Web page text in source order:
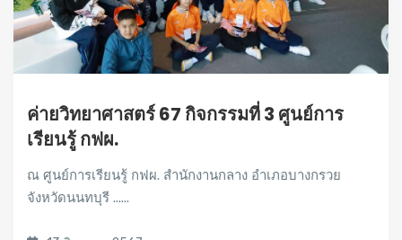
ค่ายวิทยาศาสตร์ 67 กิจกรรมที่ 3 ศูนย์การ
เรียนรู้ กฟผ.
ณ ศูนย์การเรียนรู้ กฟผ. สำนักงานกลาง อำเภอบางกรวย
จังหวัดนนทบุรี ......